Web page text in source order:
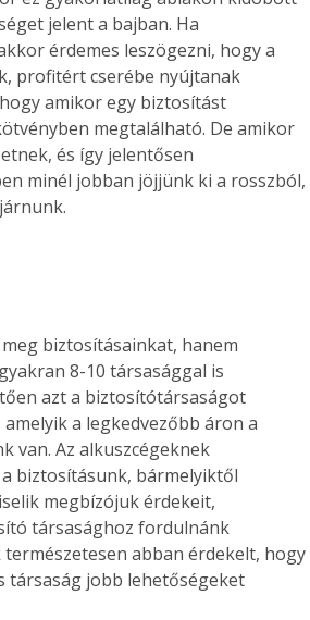
jelent a bajban. Ha
érdemes leszögezni, hogy a
profitért cserébe nyújtanak
amikor egy biztosítást
megtalálható. De amikor
és így jelentősen
minél jobban jöjjünk ki a rosszból,
8-10 társasággal is
azt a biztosítótársaságot
a legkedvezőbb áron a
van. Az alkuszcégeknek
biztosításunk, bármelyiktől
megbízójuk érdekeit,
társasághoz fordulnánk
abban érdekelt, hogy
társaság jobb lehetőségeket